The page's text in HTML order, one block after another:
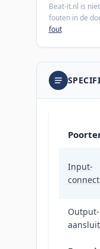
Beat-it.nl is
fouten in de
fout
Input-
Output-